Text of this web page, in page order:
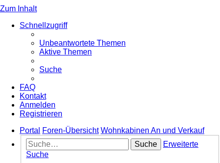
Zum Inhalt
Schnellzugriff
Unbeantwortete Themen
Aktive Themen
Suche
FAQ
Kontakt
Anmelden
Registrieren
Portal
Foren-Übersicht Wohnkabinen An und Verkauf
Suche
Erweiterte
Suche